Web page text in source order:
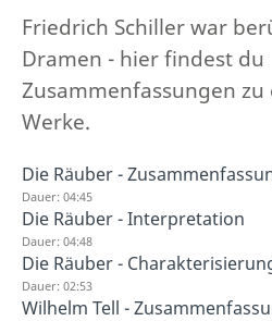
Friedrich Schiller war
Dramen - hier findest du
Zusammenfassungen
Werke.
Die Räuber -
Dauer: 04:45
Die Räuber - Interpretation
Dauer: 04:48
Die Räuber -
Dauer: 02:53
Wilhelm Tell -